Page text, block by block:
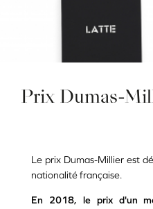
Prix Dumas-
Le prix Dumas-Millier est
nationalité française.
En 2018, le prix d'un